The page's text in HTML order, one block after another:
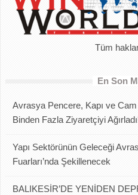
Tüm
En Son
Avrasya Pencere, Kapı ve
Binden Fazla Ziyaretçiyi
Yapı Sektörünün Geleceği
Fuarları’nda Şekillenecek
BALIKESİR’DE YENİDEN